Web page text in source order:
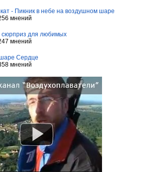
- Пикник в небе на воздушном шаре
мнений
для любимых
мнений
Сердце
мнений